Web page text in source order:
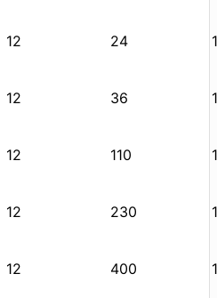
12 24
12 36
12 110
12 230
12 400